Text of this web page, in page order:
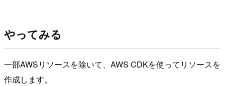
やってみる
一部AWSリソースを除いて、AWS CDKを使ってリソースを
作成します。